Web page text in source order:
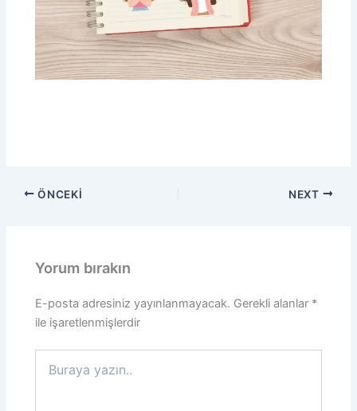
ÖNCEKI NEXT
Yorum bırakın
E-posta adresiniz yayınlanmayacak. Gerekli alanlar *
ile işaretlenmişlerdir
yazın..